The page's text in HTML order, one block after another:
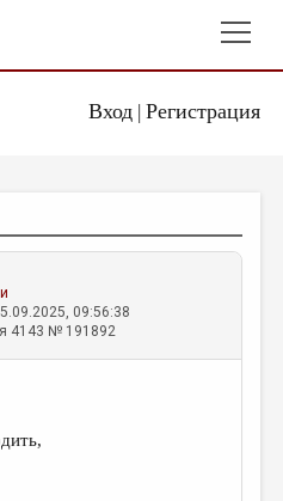
Вход| Регистрация
09:56:38
4143 № 191892